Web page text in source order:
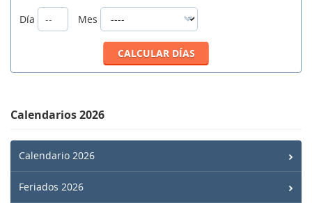
Día
Mes
Calendarios 2026
Calendario 2026
Feriados 2026